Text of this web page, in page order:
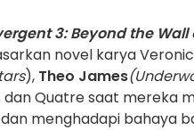
3: Beyond the Wall
novel karya
), Theo James
Quatre saat mereka
menghadapi bahaya